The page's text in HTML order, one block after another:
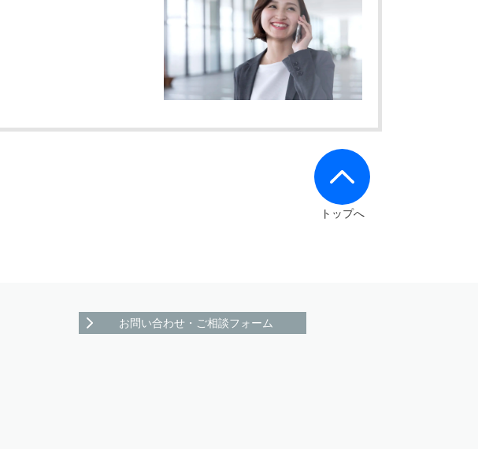
トップへ
お問い合わせ・ご相談フォーム